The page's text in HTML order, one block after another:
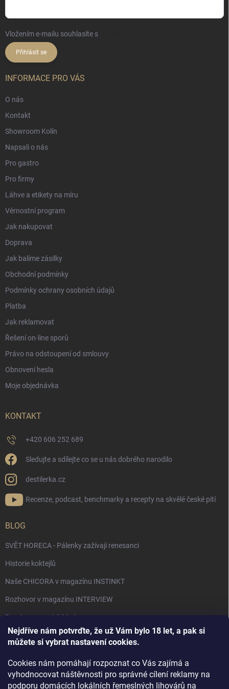
Nejdříve nám potvrďte, že už Vám bylo 18 let, a pak si
můžete si vybrat nastavení cookies.
Cookies nám pomáhají rozpoznat co Vás zajímá a
vyhodnocovat náštěvnosti pro správné cílení reklamy na
podporu domácích lokálních řemeslných lihovárů na
Vložením e-mailu souhlasíte s
Přihlásit se
INFORMACE PRO VÁS
O nás
Kontakt
Showroom Kolín
Napsali o nás
Pro gastro
Pro firmy
Láhve a etikety na míru
Věrnostní program
Jak nakupovat
Doprava
Jak balíme zásilky
Obchodní podmínky
Podmínky ochrany osobních údajů
Platba
Jak reklamovat
Řešení on-line sporů
Právo na odstoupení od smlouvy
Obnovení hesla
Moje objednávka
KONTAKT
+420 606 252 689
Sledujte a sdílejte co se u nás dobrého narodilo
destilerka.cz
Recenze, podcast, benchmarky a recepty na skvělé české pití
BLOG
SVĚT HORECA - Pálenky zažívají renesanci
Historie koktejlů
Naše CHICORA v magazínu INSTINKT
Rozhovor v magazínu INTERVIEW
Bourbon, americká krása.
Napsali v TÝDNU o naší práci
Rozhovor s DESTILERKA.CZ v magazínu DRINKING-CAT